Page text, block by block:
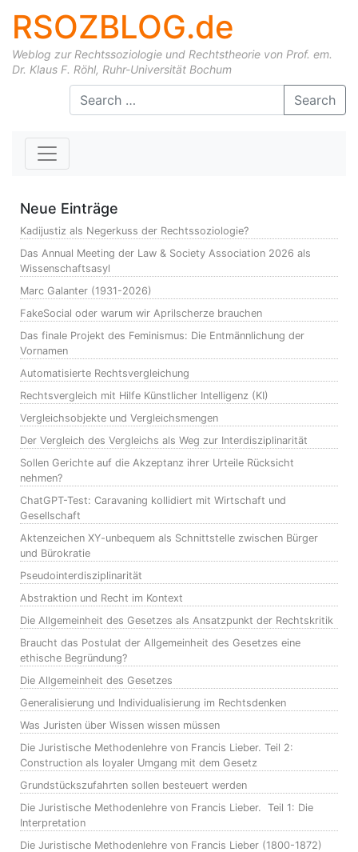
RSOZBLOG.de
Weblog zur Rechtssoziologie und Rechtstheorie von Prof. em.
Dr. Klaus F. Röhl, Ruhr-Universität Bochum
Skip to content Search
Neue Einträge
Kadijustiz als Negerkuss der Rechtssoziologie?
Das Annual Meeting der Law & Society Association 2026 als
Wissenschaftsasyl
Marc Galanter (1931-2026)
FakeSocial oder warum wir Aprilscherze brauchen
Das finale Projekt des Feminismus: Die Entmännlichung der
Vornamen
Automatisierte Rechtsvergleichung
Rechtsvergleich mit Hilfe Künstlicher Intelligenz (KI)
Vergleichsobjekte und Vergleichsmengen
Der Vergleich des Vergleichs als Weg zur Interdisziplinarität
Sollen Gerichte auf die Akzeptanz ihrer Urteile Rücksicht
nehmen?
ChatGPT-Test: Caravaning kollidiert mit Wirtschaft und
Gesellschaft
Aktenzeichen XY-unbequem als Schnittstelle zwischen Bürger
und Bürokratie
Pseudointerdisziplinarität
Abstraktion und Recht im Kontext
Die Allgemeinheit des Gesetzes als Ansatzpunkt der Rechtskritik
Braucht das Postulat der Allgemeinheit des Gesetzes eine
ethische Begründung?
Die Allgemeinheit des Gesetzes
Generalisierung und Individualisierung im Rechtsdenken
Was Juristen über Wissen wissen müssen
Die Juristische Methodenlehre von Francis Lieber. Teil 2:
Construction als loyaler Umgang mit dem Gesetz
Grundstückszufahrten sollen besteuert werden
Die Juristische Methodenlehre von Francis Lieber. Teil 1: Die
Interpretation
Die Juristische Methodenlehre von Francis Lieber (1800-1872)